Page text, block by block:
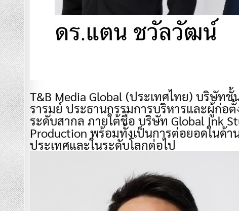
T&B Media Global (ประเทศไทย) บริษัท
รารมย์ ประธานกรรมการบริหารและผู้ก่อ
ระดับสากล ภายใต้ชื่อ บริษัท Global Ink
Production พร้อมทั้งเป็นการต่อยอดในด้
ประเทศและในระดับโลกต่อไป